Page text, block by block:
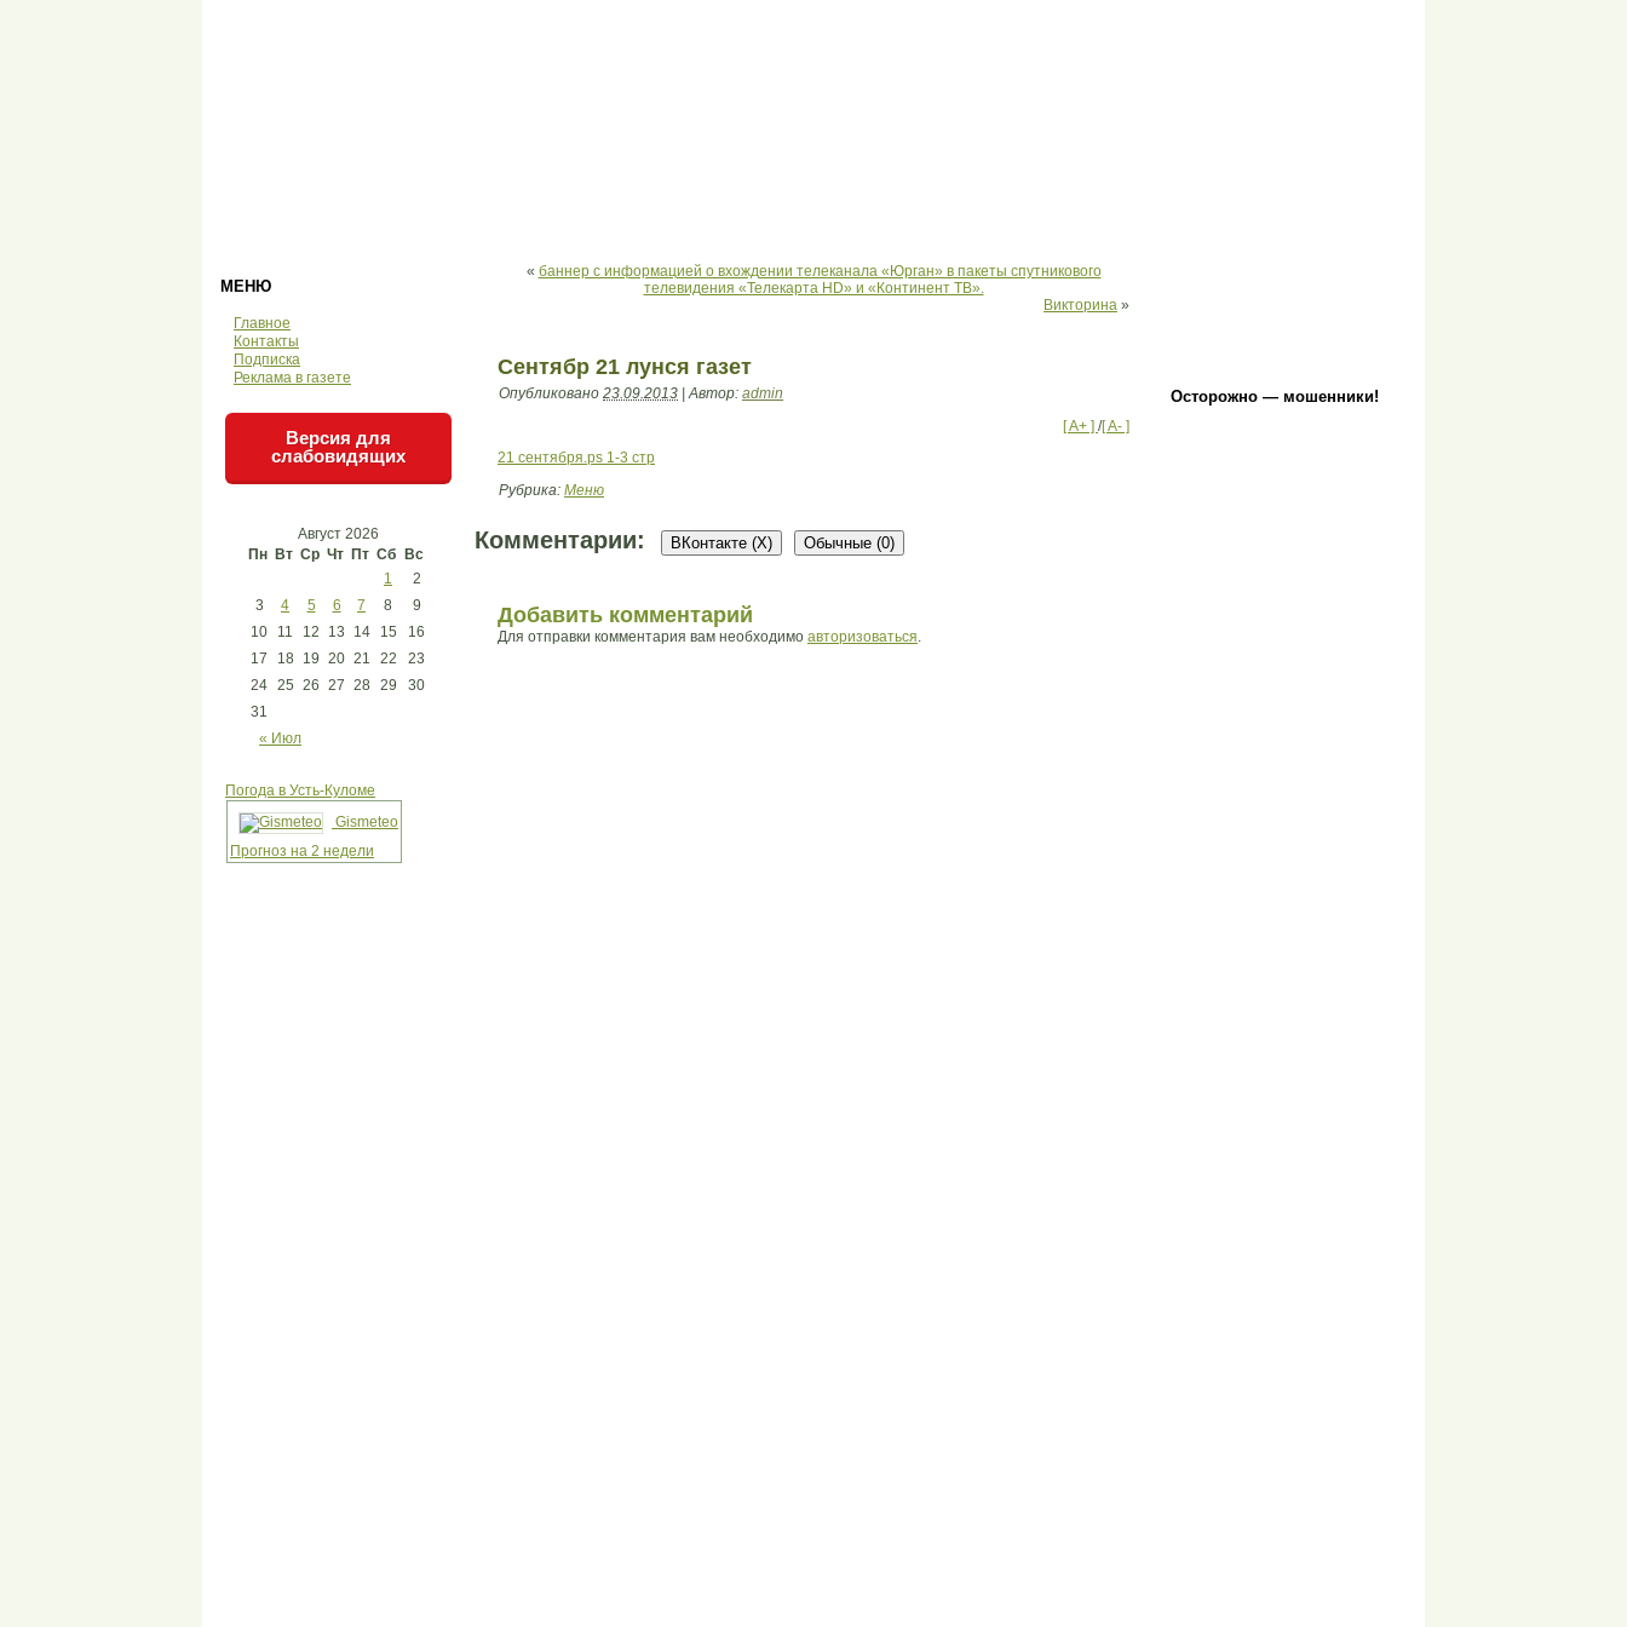
МЕНЮ
Главное
Контакты
Подписка
Реклама в газете
Версия для
слабовидящих
Август 2026
Пн Вт Ср Чт Пт Сб Вс
« Июл
1
2
3
4 5 6 7 8
9
10
11 12 13 14 15
16
17
18 19 20 21 22
23
24 25 26 27 28 29
30
31
Погода в Усть-Куломе
Gismeteo
Прогноз на 2 недели
« баннер с информацией о вхождении телеканала «Юрган» в пакеты спутникового
телевидения «Телекарта HD» и «Континент ТВ».
Викторина »
Сентябр 21 лунся газет
Опубликовано 23.09.2013 |Автор: admin
[ A+ ] /[ A- ]
21 сентября.ps 1-3 стр
Рубрика: Меню
Комментарии: ВКонтакте (X) Обычные (0)
Добавить комментарий
Для отправки комментария вам необходимо авторизоваться.
Осторожно — мошенники!